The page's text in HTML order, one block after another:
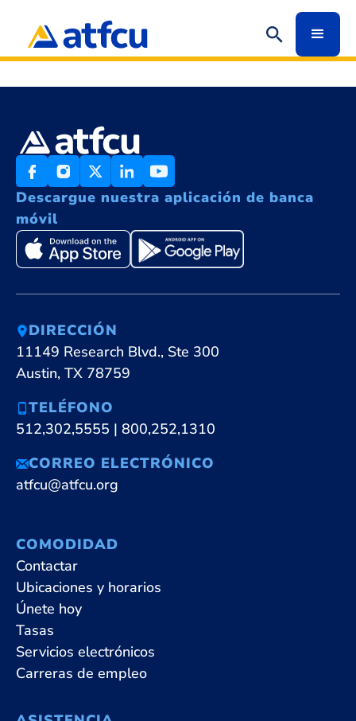
Descargue nuestra aplicación de banca
móvil
DIRECCIÓN
11149 Research Blvd., Ste 300
Austin, TX 78759
TELÉFONO
512,302,5555 | 800,252,1310
CORREO ELECTRÓNICO
atfcu@atfcu.org
COMODIDAD
Contactar
Ubicaciones y horarios
Únete hoy
Tasas
Servicios electrónicos
Carreras de empleo